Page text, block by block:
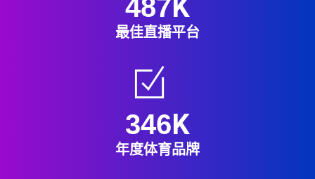
487K
最佳直播平台
346K
年度体育品牌